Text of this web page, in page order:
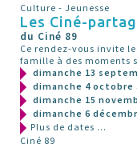
Culture - Jeunesse
Les Ciné-
du Ciné 89
Ce rendez-vous invite
famille à des moments
dimanche 13
dimanche 4 octobre
dimanche 15
dimanche 6
Plus de dates ...
Ciné 89